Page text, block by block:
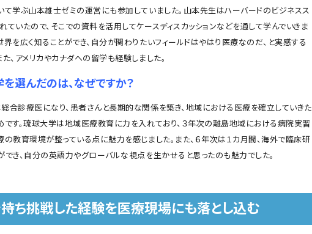
て学ぶ山本雄士ゼミの運営にも参加していました。山本先生はハーバードのビジネスス
ていたので、そこでの資料を活用してケースディスカッションなどを通して学んでいきま
界を広く知ることができ、自分が関わりたいフィールドはやはり医療なのだ、と実感する
た、アメリカやカナダへの留学も経験しました。
選んだのは、なぜですか？
合診療医になり、患者さんと長期的な関係を築き、地域における医療を確立していきた
です。琉球大学は地域医療教育に力を入れており、３年次の離島地域における病院実習
の教育環境が整っている点に魅力を感じました。また、６年次は１カ月間、海外で臨床研
でき、自分の英語力やグローバルな視点を生かせると思ったのも魅力でした。
ち挑戦した経験を医療現場にも落とし込む